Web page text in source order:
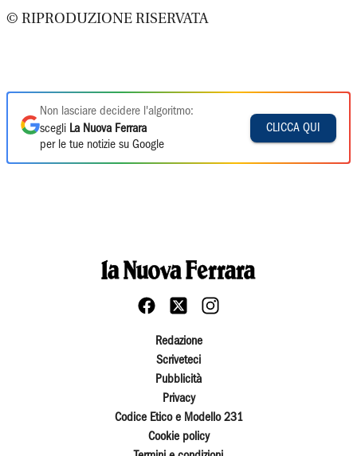
© RIPRODUZIONE RISERVATA
Non lasciare decidere l'algoritmo:
scegli La Nuova Ferrara
per le tue notizie su Google
CLICCA QUI
Redazione
Scriveteci
Pubblicità
Privacy
Codice Etico e Modello 231
Cookie policy